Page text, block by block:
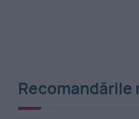
Recomandările